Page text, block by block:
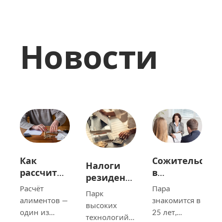
Новости
Как
рассчитываются
алименты
Расчёт
алиментов —
один из
Налоги
резидентов
ПВТ в
Беларуси
в 2026 году
Парк
высоких
технологий
Сожительство
в
Беларуси:
почему
совместная
Пара
знакомится в
25 лет,